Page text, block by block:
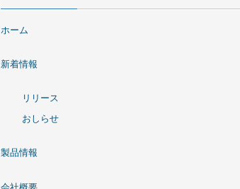
ホーム
新着情報
リリース
おしらせ
製品情報